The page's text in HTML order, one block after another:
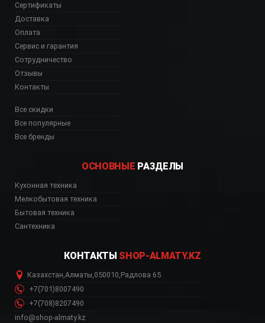
Сертификаты
Доставка
Оплата
Сервис и гарантия
Сотрудничество
Отзывы
Контакты
Все скидки
Все популярные
Все бренды
ОСНОВНЫЕ РАЗДЕЛЫ
Кухонная техника
Мелкобытовая техника
Бытовая техника
Сантехника
КОНТАКТЫ SHOP-ALMATY.KZ
Казахстан,Алматы,050010,Радлова 65
+7(701)8007490
+7(708)8207490
info@shop-almaty.kz